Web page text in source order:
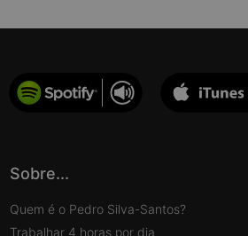
Sobre...
Quem é o Pedro Silva-Santos?
Trabalhar 4 horas por dia